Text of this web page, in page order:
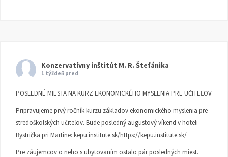
Konzervatívny inštitút M. R. Štefánika
1 týždeň pred
POSLEDNÉ MIESTA NA KURZ EKONOMICKÉHO MYSLENIA PRE UČITEĽOV
Pripravujeme prvý ročník kurzu základov ekonomického myslenia pre
stredoškolských učiteľov. Bude posledný augustový víkend v hoteli
Bystrička pri Martine: kepu.institute.sk/https://kepu.institute.sk/
Pre záujemcov o neho s ubytovaním ostalo pár posledných miest.